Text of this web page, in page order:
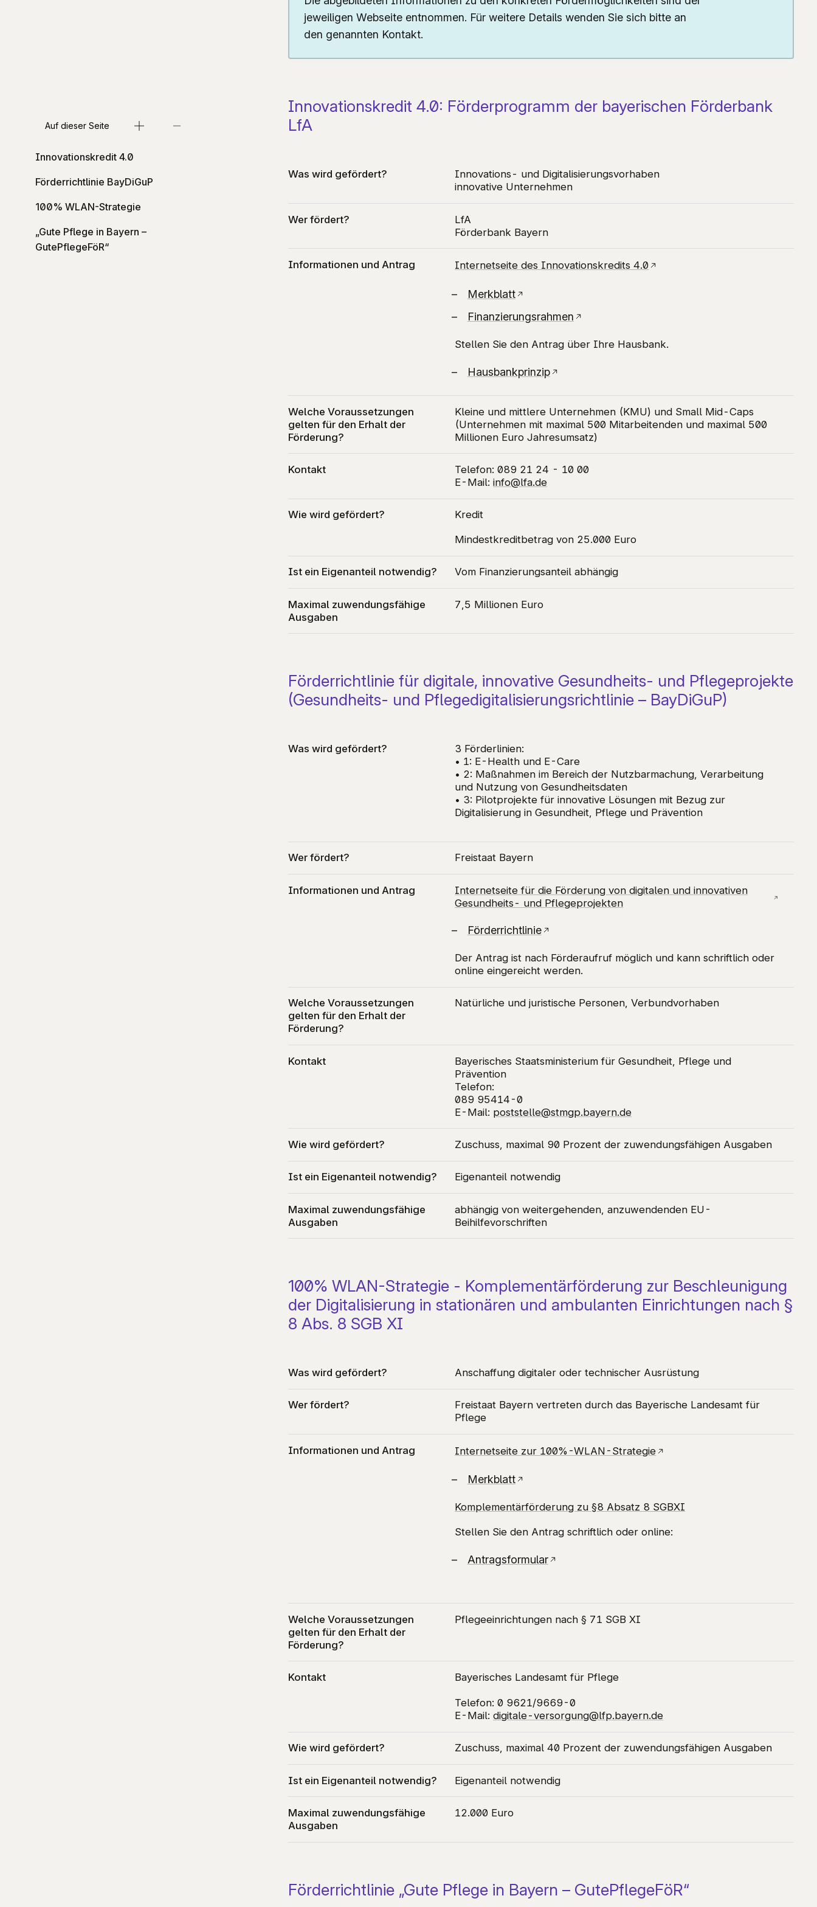
Kontakt
Auf dieser Seite
Innovationskredit 4.0
Förderrichtlinie BayDiGuP
100% WLAN-Strategie
„Gute Pflege in Bayern –
GutePflegeFöR“
jeweiligen Webseite entnommen. Für weitere Details wenden Sie sich bitte an
den genannten Kontakt.
Innovationskredit 4.0: Förderprogramm der bayerischen Förderbank
LfA
Was wird gefördert?
Innovations- und Digitalisierungsvorhaben
innovative Unternehmen
Wer fördert?
LfA
Förderbank Bayern
Informationen und Antrag Internetseite des Innovationskredits 4.0
Merkblatt
Finanzierungsrahmen
Stellen Sie den Antrag über Ihre Hausbank.
Hausbankprinzip
Welche Voraussetzungen
gelten für den Erhalt der
Förderung?
Kleine und mittlere Unternehmen (KMU) und Small Mid-Caps
(Unternehmen mit maximal 500 Mitarbeitenden und maximal 500
Millionen Euro Jahresumsatz)
Kontakt
Telefon: 089 21 24 - 10 00
E-Mail:info@lfa.de
Wie wird gefördert? Kredit
Mindestkreditbetrag von 25.000 Euro
Ist ein Eigenanteil notwendig? Vom Finanzierungsanteil abhängig
Maximal zuwendungsfähige
Ausgaben
7,5 Millionen Euro
Förderrichtlinie für digitale, innovative Gesundheits- und Pflegeprojekte
(Gesundheits- und Pflegedigitalisierungsrichtlinie – BayDiGuP)
Was wird gefördert?
3 Förderlinien:
• 1: E-Health und E-Care
• 2: Maßnahmen im Bereich der Nutzbarmachung, Verarbeitung
und Nutzung von Gesundheitsdaten
• 3: Pilotprojekte für innovative Lösungen mit Bezug zur
Digitalisierung in Gesundheit, Pflege und Prävention
Wer fördert? Freistaat Bayern
Informationen und Antrag
Internetseite für die Förderung von digitalen und innovativen
Gesundheits- und Pflegeprojekten
Förderrichtlinie
Der Antrag ist nach Förderaufruf möglich und kann schriftlich oder
online eingereicht werden.
Welche Voraussetzungen
gelten für den Erhalt der
Förderung?
Natürliche und juristische Personen, Verbundvorhaben
Kontakt
Bayerisches Staatsministerium für Gesundheit, Pflege und
Prävention
Telefon:
089 95414-0
E-Mail: poststelle@stmgp.bayern.de
Wie wird gefördert? Zuschuss, maximal 90 Prozent der zuwendungsfähigen Ausgaben
Ist ein Eigenanteil notwendig? Eigenanteil notwendig
Maximal zuwendungsfähige
Ausgaben
abhängig von weitergehenden, anzuwendenden EU-
Beihilfevorschriften
100% WLAN-Strategie - Komplementärförderung zur Beschleunigung
der Digitalisierung in stationären und ambulanten Einrichtungen nach §
8 Abs. 8 SGB XI
Was wird gefördert? Anschaffung digitaler oder technischer Ausrüstung
Wer fördert?
Freistaat Bayern vertreten durch das Bayerische Landesamt für
Pflege
Informationen und Antrag Internetseite zur 100%-WLAN-Strategie
Merkblatt
Komplementärförderung zu §8 Absatz 8 SGBXI
Stellen Sie den Antrag schriftlich oder online:
Antragsformular
Welche Voraussetzungen
gelten für den Erhalt der
Förderung?
Pflegeeinrichtungen nach § 71 SGB XI
Kontakt Bayerisches Landesamt für Pflege
Telefon: 0 9621/9669-0
E-Mail:digitale-versorgung@lfp.bayern.de
Wie wird gefördert? Zuschuss, maximal 40 Prozent der zuwendungsfähigen Ausgaben
Ist ein Eigenanteil notwendig? Eigenanteil notwendig
Maximal zuwendungsfähige
Ausgaben
12.000 Euro
Förderrichtlinie „Gute Pflege in Bayern – GutePflegeFöR“